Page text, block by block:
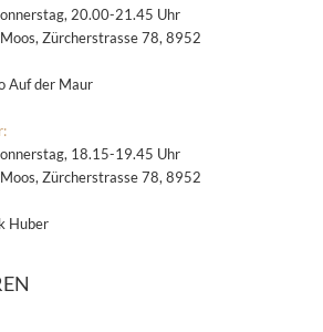
20.00-21.45 Uhr
Zürcherstrasse 78, 8952
Auf der Maur
18.15-19.45 Uhr
Zürcherstrasse 78, 8952
Huber